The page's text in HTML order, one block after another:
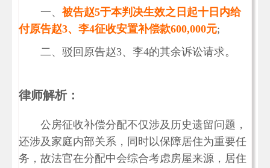
一、被告赵5于本判决生效之日起十日内给
付原告赵3、李4征收安置补偿款600,000元;
二、驳回原告赵3、李4的其余诉讼请求。
律师解析：
公房征收补偿分配不仅涉及历史遗留问题，
还涉及家庭内部关系，同时以保障居住为重要任
务，故法官在分配中会综合考虑房屋来源，居住